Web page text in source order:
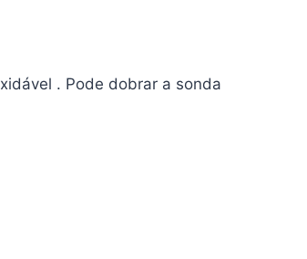
. Pode dobrar a sonda